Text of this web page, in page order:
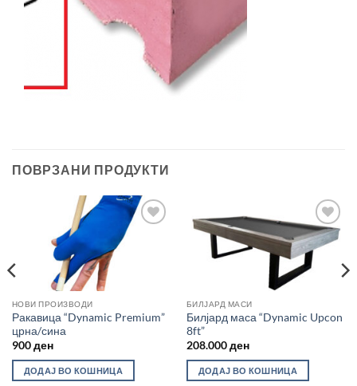
ПОВРЗАНИ ПРОДУКТИ
желботека
НОВИ ПРОИЗВОДИ
Ракавица “Dynamic Premium”
црна/сина
900ден
ДОДАЈ ВО КОШНИЦА
Во
желботека
БИЛЈАРД МАСИ
Билјард маса “Dynamic Upcon
8ft”
208.000ден
ДОДАЈ ВО КОШНИЦА